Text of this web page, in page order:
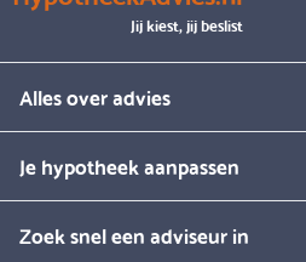
Jij kiest, jij beslist
Alles over advies
Je hypotheek aanpassen
Zoek snel een adviseur in